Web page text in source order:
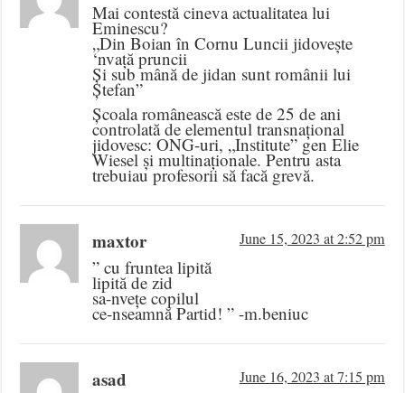
Mai contestă cineva actualitatea lui
Eminescu?
„Din Boian în Cornu Luncii jidovește
‘nvață pruncii
Și sub mână de jidan sunt românii lui
Ștefan”
Școala românească este de 25 de ani
controlată de elementul transnațional
jidovesc: ONG-uri, „Institute” gen Elie
Wiesel și multinaționale. Pentru asta
trebuiau profesorii să facă grevă.
maxtor June 15, 2023 at 2:52 pm
” cu fruntea lipită
lipită de zid
sa-nvețe copilul
ce-nseamnă Partid! ” -m.beniuc
asad June 16, 2023 at 7:15 pm